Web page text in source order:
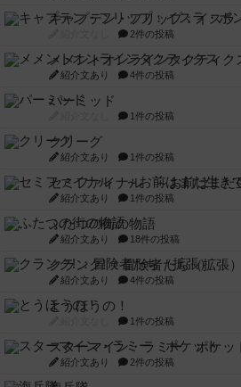
キャプテン・フリップ：イスラ
2件の投稿
メメントオンラインタクティク
紹介文あり 4件の投稿
パーミッド
1件の投稿
クリーグ
紹介文あり 1件の投稿
セミファイナル ～お前はまだ
紹介文あり 1件の投稿
ふたつの街の物語
紹介文あり 18件の投稿
クランク! ：冒険者たち（拡張）
紹介文あり 4件の投稿
とうほうの！
1件の投稿
スターマイン・ラミー ポケッ
紹介文あり 2件の投稿